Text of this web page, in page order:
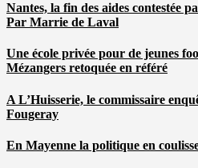
Nantes, la fin des aides contestée
Par Marrie de Laval
Une école privée pour de jeunes
Mézangers retoquée en référé
A L’Huisserie, le commissaire
Fougeray
En Mayenne la politique en